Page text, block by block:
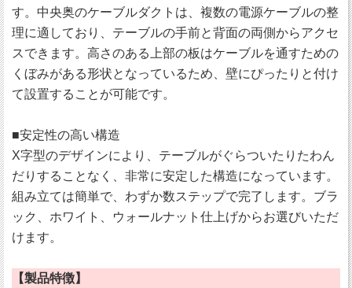
す。中央奥のケーブルダクトは、複数の電源ケーブルの整
理に適しており、テーブルの手前と背面の両側からアクセ
スできます。高さのある上部の板はケーブルを通すための
くぼみがある形状となっているため、壁にぴったりと付け
て設置することが可能です。
■安定性の高い構造
X字型のデザインにより、テーブルがぐらついたりたわん
だりすることなく、非常に安定した構造になっています。
組み立ては簡単で、わずか数ステップで完了します。ブラ
ック、ホワイト、ウォールナット仕上げからお選びいただ
けます。
【製品特徴】